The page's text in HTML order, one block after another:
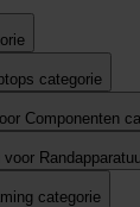
categorie
Componenten
categorie